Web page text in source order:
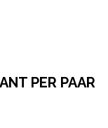
PER PAAR